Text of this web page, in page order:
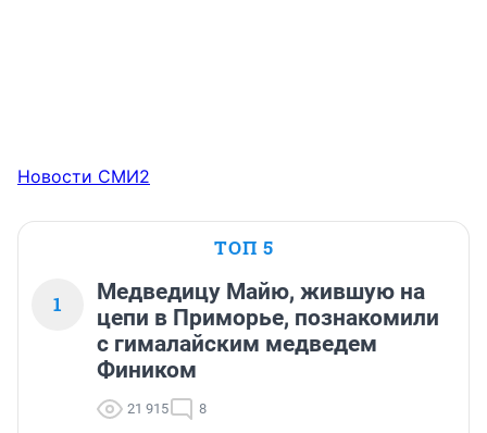
Новости СМИ2
ТОП 5
1
Медведицу Майю, жившую на
цепи в Приморье, познакомили
с гималайским медведем
Фиником
21 915 8